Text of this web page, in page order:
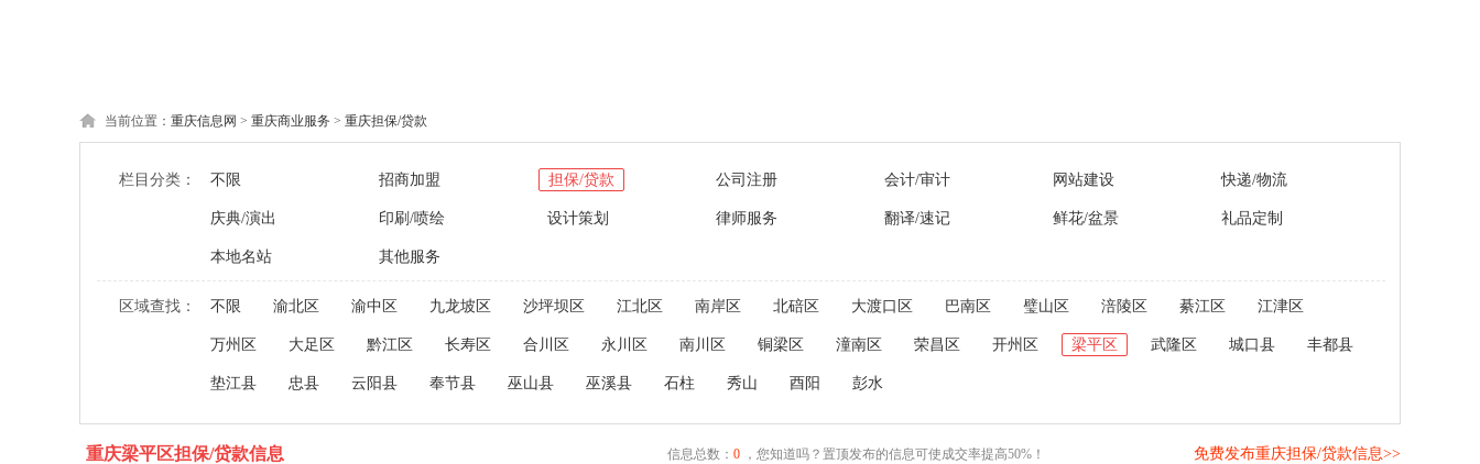
当前位置： 重庆信息网 > 重庆商业服务 > 重庆担保/贷款
栏目分类： 不限 招商加盟 担保/贷款 公司注册 会计/审计 网站建设 快递/物流
庆典/演出 印刷/喷绘 设计策划 律师服务 翻译/速记 鲜花/盆景 礼品定制
本地名站 其他服务
区域查找： 不限 渝北区 渝中区 九龙坡区 沙坪坝区 江北区 南岸区 北碚区 大渡口区 巴南区 璧山区 涪陵区 綦江区 江津区
万州区 大足区 黔江区 长寿区 合川区 永川区 南川区 铜梁区 潼南区 荣昌区 开州区 梁平区 武隆区 城口县 丰都县
垫江县 忠县 云阳县 奉节县 巫山县 巫溪县 石柱 秀山 酉阳 彭水
重庆梁平区担保/贷款信息 信息总数： 0，您知道吗？置顶发布的信息可使成交率提高50%！ 免费发布重庆担保/贷款信息>>